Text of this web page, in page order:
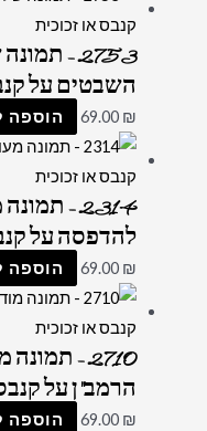
השבטים על
69.00 ₪ הוספה
2314 –
להדפסה על
69.00 ₪ הוספה
2710 –
הרמב"ן על
69.00 ₪ הוספה